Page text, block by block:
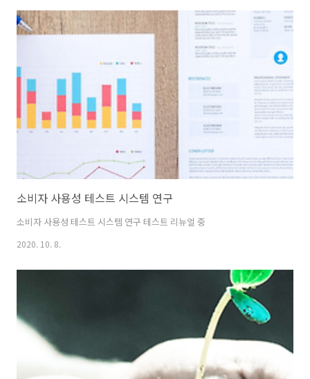
나가며 정진하고 있다. 내성적이라 은둔자 처럼 연구하길 좋아했지만 지
금은 정글에 나와 나름 적응해가고 있는 것 같다. 좋아서 하는 일이다. 재
미있어 하는 일이다. 좋아하는 사람들과 함께할 수 있어 이번 프로젝트는
더욱 재미 있을 것 같다.
소비자 사용성 테스트 시스템 연구
소비자 사용성 테스트 시스템 연구 테스트 리뉴얼 중
2020. 10. 8.